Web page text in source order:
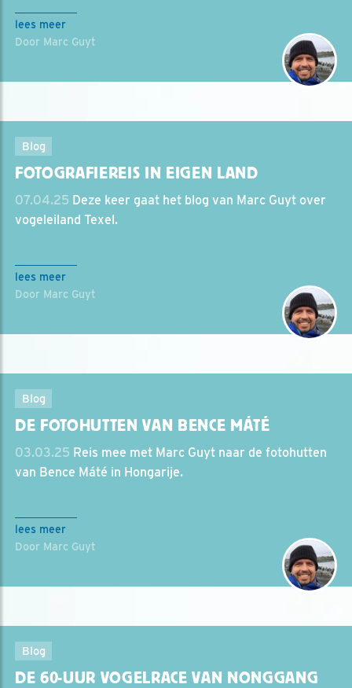
lees meer
Door Marc Guyt
Blog
FOTOGRAFIEREIS IN EIGEN LAND
07.04.25 Deze keer gaat het blog van Marc Guyt over
vogeleiland Texel.
lees meer
Door Marc Guyt
Blog
DE FOTOHUTTEN VAN BENCE MÁTÉ
03.03.25 Reis mee met Marc Guyt naar de fotohutten
van Bence Máté in Hongarije.
lees meer
Door Marc Guyt
Blog
DE 60-UUR VOGELRACE VAN NONGGANG